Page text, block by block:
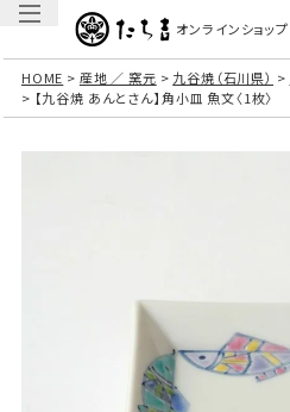
オンラインショップ
HOME 産地 ／ 窯元 九谷焼（石川県）
【九谷焼 あんとさん】角小皿 魚文〈1枚〉